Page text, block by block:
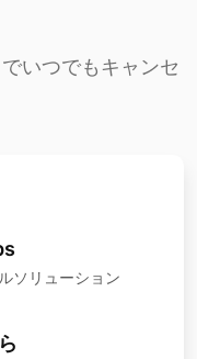
いつでもキャンセ
ソリューション